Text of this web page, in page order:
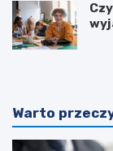
Warto